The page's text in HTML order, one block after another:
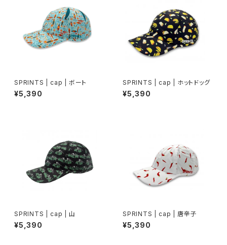
SPRINTS | cap | ボート
¥5,390
SPRINTS | cap | ホットドッグ
¥5,390
SPRINTS | cap | 山
¥5,390
SPRINTS | cap | 唐辛子
¥5,390